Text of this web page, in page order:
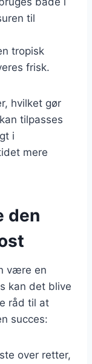
til
tropisk
frisk.
hvilket gør
tilpasses
i
mere
den
være en
kan det blive
råd til at
succes:
over retter,